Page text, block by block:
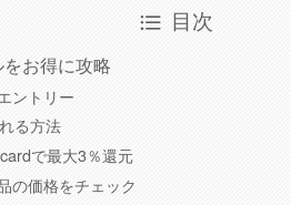
目次
お得に攻略
ントリー
る方法
で最大3％還元
の価格をチェック